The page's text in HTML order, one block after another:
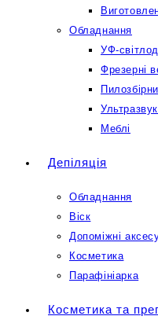
Обладнання
УФ-
Фрезерні
Меблі
Депіляція
Обладнання
Віск
Допоміжні
Косметика
Парафініарка
Косметика та